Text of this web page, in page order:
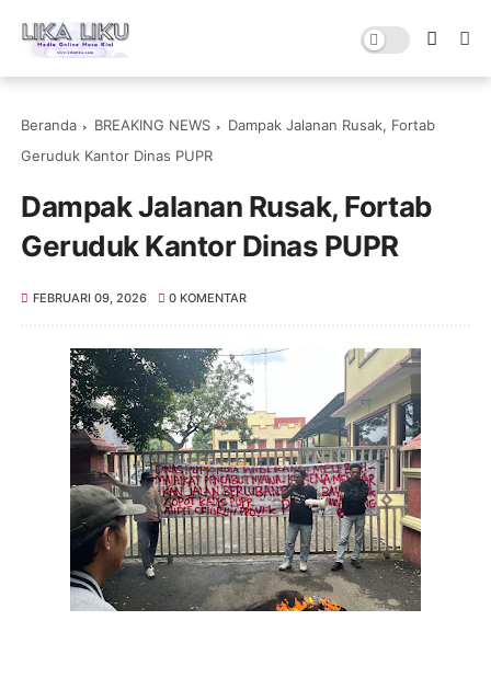
Beranda BREAKING NEWS
Dampak Jalanan Rusak, Fortab
Geruduk Kantor Dinas PUPR
Dampak Jalanan Rusak, Fortab
Geruduk Kantor Dinas PUPR
FEBRUARI 09, 2026 0 KOMENTAR